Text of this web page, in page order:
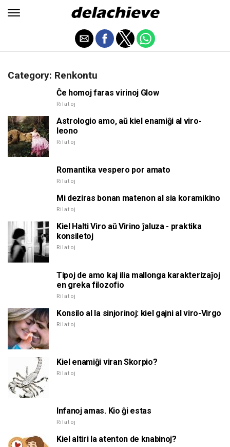
Category: Renkontu
Ĉe homoj faras virinoj Glow
Rilatoj
Astrologio amo, aŭ kiel enamiĝi al viro-
leono
Rilatoj
Romantika vespero por amato
Rilatoj
Mi deziras bonan matenon al sia koramikino
Rilatoj
Kiel Halti Viro aŭ Virino ĵaluza - praktika
konsiletoj
Rilatoj
Tipoj de amo kaj ilia mallonga karakterizaĵoj
en greka filozofio
Rilatoj
Konsilo al la sinjorinoj: kiel gajni al viro-Virgo
Rilatoj
Kiel enamiĝi viran Skorpio?
Rilatoj
Infanoj amas. Kio ĝi estas
Rilatoj
Kiel altiri la atenton de knabinoj?